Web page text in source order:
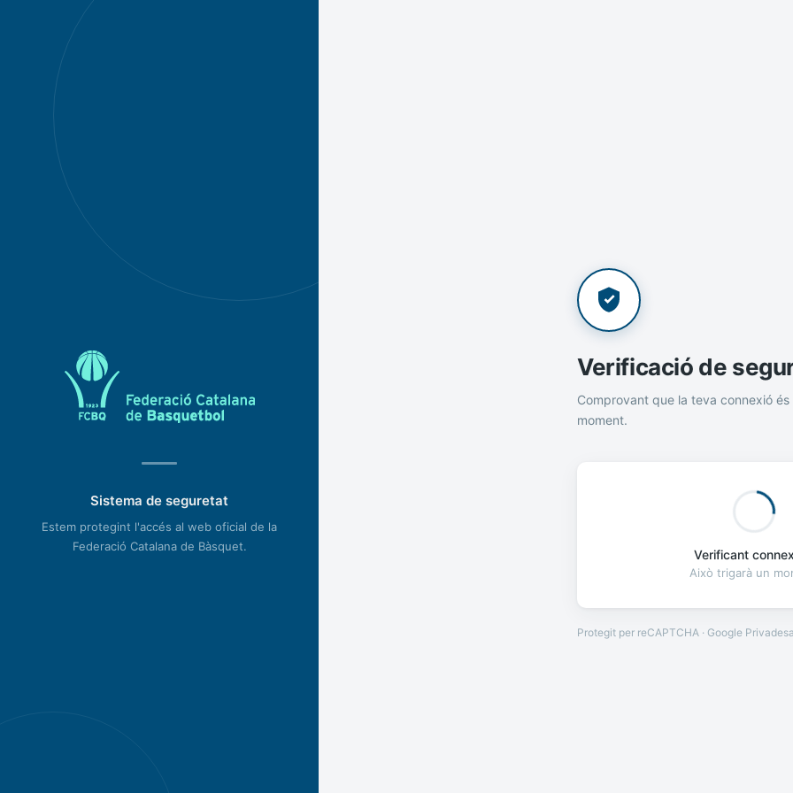
Sistema de seguretat
Estem protegint l'accés al web oficial de la
Federació Catalana de Bàsquet.
Verificació de
Comprovant que la teva connexió és
moment.
Verificant
Això trigarà un
Protegit per reCAPTCHA · Google Privadesa